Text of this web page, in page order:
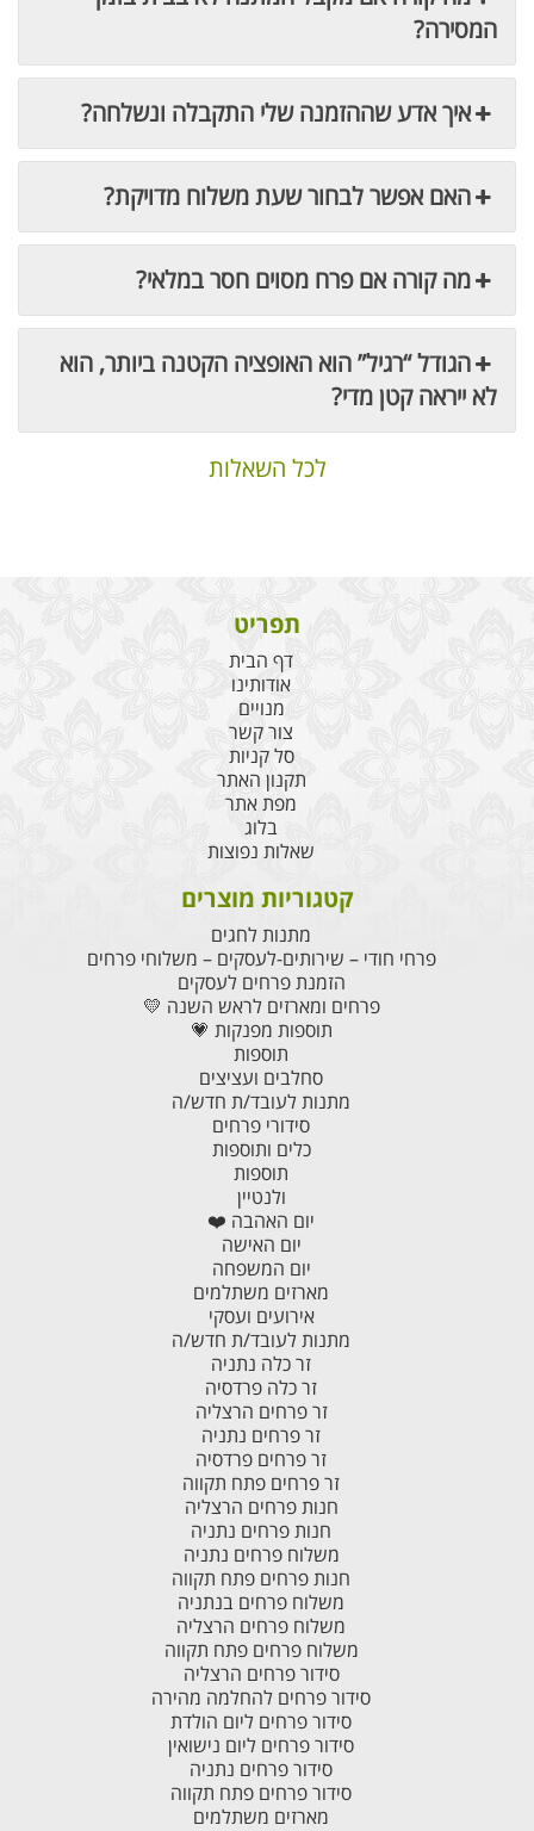
המסירה?
איך אדע שההזמנה שלי התקבלה ונשלחה?
האם אפשר לבחור שעת משלוח מדויקת?
מה קורה אם פרח מסוים חסר במלאי?
הגודל “רגיל” הוא האופציה הקטנה ביותר, הוא
לא ייראה קטן מדי?
לכל השאלות
תפריט
דף הבית
אודותינו
מנויים
צור קשר
סל קניות
תקנון האתר
מפת אתר
בלוג
שאלות נפוצות
קטגוריות מוצרים
מתנות לחגים
פרחי חודי – שירותים-לעסקים – משלוחי פרחים
הזמנת פרחים לעסקים
פרחים ומארזים לראש השנה 💛
תוספות מפנקות 💗
תוספות
סחלבים ועציצים
מתנות לעובד/ת חדש/ה
סידורי פרחים
כלים ותוספות
תוספות
ולנטיין
יום האהבה ❤️
יום האישה
יום המשפחה
מארזים משתלמים
אירועים ועסקי
מתנות לעובד/ת חדש/ה
זר כלה נתניה
זר כלה פרדסיה
זר פרחים הרצליה
זר פרחים נתניה
זר פרחים פרדסיה
זר פרחים פתח תקווה
חנות פרחים הרצליה
חנות פרחים נתניה
משלוח פרחים נתניה
חנות פרחים פתח תקווה
משלוח פרחים בנתניה
משלוח פרחים הרצליה
משלוח פרחים פתח תקווה
סידור פרחים הרצליה
סידור פרחים להחלמה מהירה
סידור פרחים ליום הולדת
סידור פרחים ליום נישואין
סידור פרחים נתניה
סידור פרחים פתח תקווה
מארזים משתלמים